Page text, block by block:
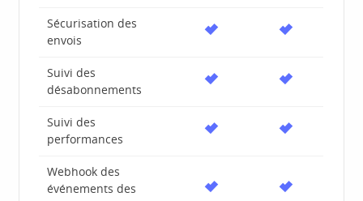
Sécurisation des
envois
Suivi des
désabonnements
Suivi des
performances
Webhook des
événements des